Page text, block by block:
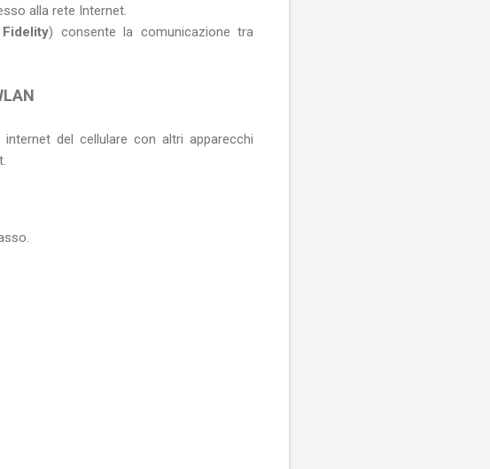
alla rete Internet.
) consente la comunicazione tra
del cellulare con altri apparecchi